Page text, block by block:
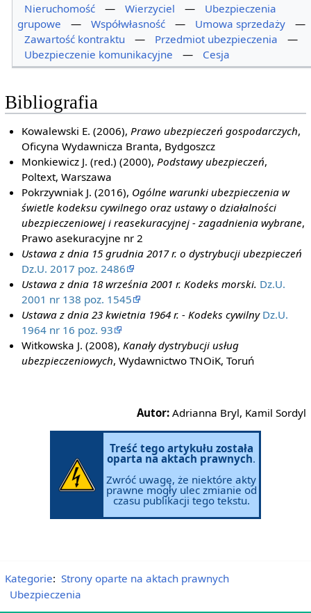
Nieruchomość
— Wierzyciel —
Ubezpieczenia
grupowe
— Współwłasność — Umowa sprzedaży
—
Zawartość kontraktu
— Przedmiot ubezpieczenia
—
Ubezpieczenie komunikacyjne
— Cesja
Bibliografia
Kowalewski E. (2006),Prawo ubezpieczeń gospodarczych,
Oficyna Wydawnicza Branta, Bydgoszcz
Monkiewicz J. (red.) (2000),Podstawy ubezpieczeń,
Poltext, Warszawa
Pokrzywniak J. (2016), Ogólne warunki ubezpieczenia w
świetle kodeksu cywilnego oraz ustawy o działalności
ubezpieczeniowej i reasekuracyjnej - zagadnienia wybrane,
Prawo asekuracyjne nr 2
Ustawa z dnia 15 grudnia 2017 r. o dystrybucji ubezpieczeń
Dz.U. 2017 poz. 2486
Ustawa z dnia 18 września 2001 r. Kodeks morski. Dz.U.
2001 nr 138 poz. 1545
Ustawa z dnia 23 kwietnia 1964 r. - Kodeks cywilny Dz.U.
1964 nr 16 poz. 93
Witkowska J. (2008),Kanały dystrybucji usług
ubezpieczeniowych, Wydawnictwo TNOiK, Toruń
Autor: Adrianna Bryl, Kamil Sordyl
Treść tego artykułu została
oparta na aktach prawnych.
Zwróć uwagę, że niektóre akty
prawne mogły ulec zmianie od
czasu publikacji tego tekstu.
Kategorie: Strony oparte na aktach prawnych
Ubezpieczenia